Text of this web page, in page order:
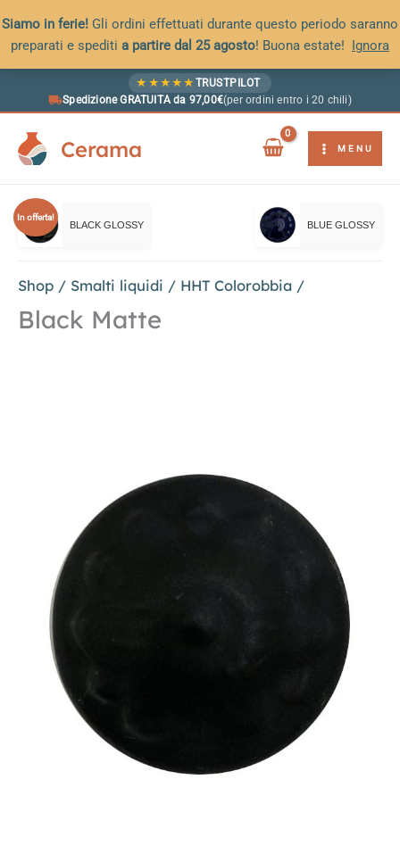
Siamo in ferie! Gli ordini effettuati durante questo periodo saranno
preparati e spediti a partire dal 25 agosto! Buona estate! Ignora
★ ★ ★ ★ ★ TRUSTPILOT
Spedizione GRATUITA da 97,00€(per ordini entro i 20 chili)
Cerama MENU
In offerta!
BLACK GLOSSY BLUE GLOSSY
Shop / Smalti liquidi / HHT Colorobbia /
Black Matte